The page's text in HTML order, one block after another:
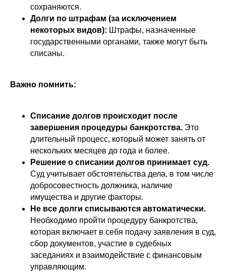
сохраняются.
Долги по штрафам (за исключением
некоторых видов): Штрафы, назначенные
государственными органами, также могут быть
списаны.
Важно помнить:
Списание долгов происходит после
завершения процедуры банкротства. Это
длительный процесс, который может занять от
нескольких месяцев до года и более.
Решение о списании долгов принимает суд.
Суд учитывает обстоятельства дела, в том числе
добросовестность должника, наличие
имущества и другие факторы.
Не все долги списываются автоматически.
Необходимо пройти процедуру банкротства,
которая включает в себя подачу заявления в суд,
сбор документов, участие в судебных
заседаниях и взаимодействие с финансовым
управляющим.